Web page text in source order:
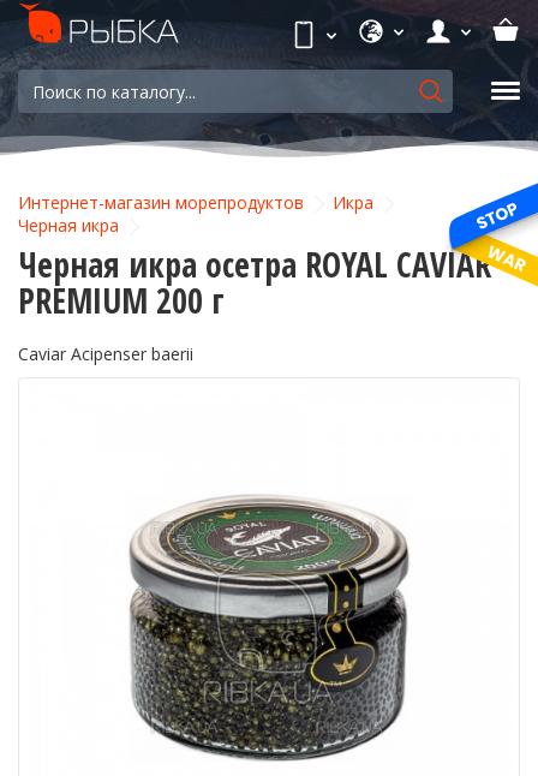
Интернет-магазин морепродуктов
Икра
Черная икра
Черная икра осетра ROYAL CAVIAR -
PREMIUM 200 г
Caviar Acipenser baerii